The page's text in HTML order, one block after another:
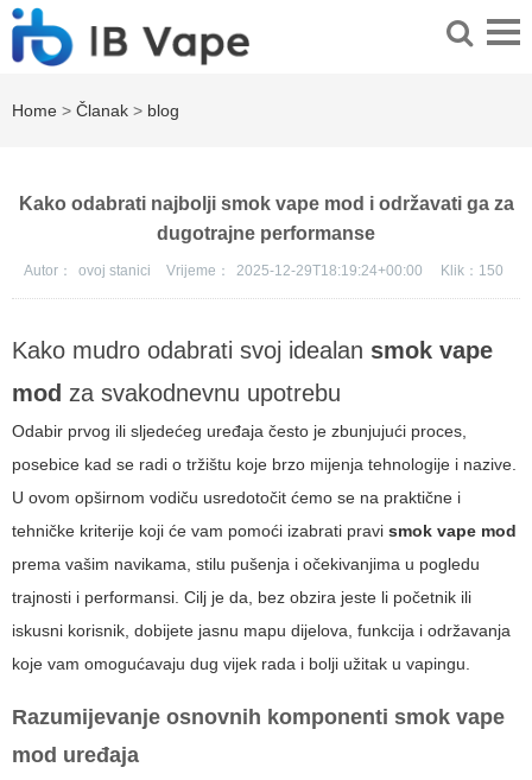
Home > Članak > blog
Kako odabrati najbolji smok vape mod i održavati ga za
dugotrajne performanse
Autor： ovoj stanici Vrijeme： 2025-12-29T18:19:24+00:00 Klik： 150
Kako mudro odabrati svoj idealan smok vape
mod za svakodnevnu upotrebu
Odabir prvog ili sljedećeg uređaja često je zbunjujući proces,
posebice kad se radi o tržištu koje brzo mijenja tehnologije i nazive.
U ovom opširnom vodiču usredotočit ćemo se na praktične i
tehničke kriterije koji će vam pomoći izabrati pravi smok vape mod
prema vašim navikama, stilu pušenja i očekivanjima u pogledu
trajnosti i performansi. Cilj je da, bez obzira jeste li početnik ili
iskusni korisnik, dobijete jasnu mapu dijelova, funkcija i održavanja
koje vam omogućavaju dug vijek rada i bolji užitak u vapingu.
Razumijevanje osnovnih komponenti smok vape
mod uređaja